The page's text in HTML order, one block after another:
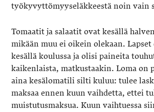
työkyvyttömyyseläkkeestä noin vain
Tomaatit ja salaatit ovat kesällä
mikään muu ei oikein olekaan. Lapset
kesällä koulussa ja olisi paineita
kaikenlaista, matkustaakin. Loma on
aina kesälomatili silti kuluu: tulee
maksaa ennen kuun vaihdetta, ettei
muistutusmaksua. Kuun vaihtuessa